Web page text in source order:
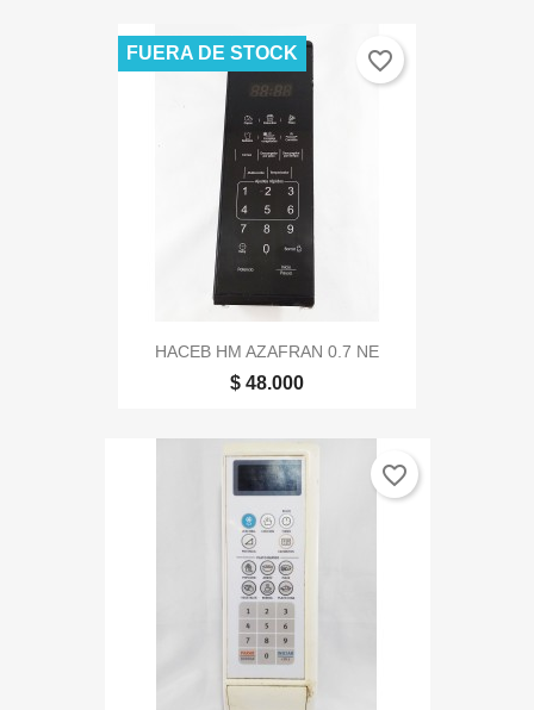
HACEB HM AZAFRAN 0.7 NE
$ 48.000
FUERA DE STOCK favorite_border
favorite_border